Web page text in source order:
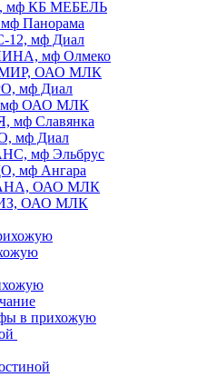
мф КБ МЕБЕЛЬ
Панорама
мф Диал
мф Олмеко
ОАО МЛК
мф Диал
ОАО МЛК
мф Славянка
мф Диал
мф Эльбрус
мф Ангара
ОАО МЛК
ОАО МЛК
в прихожую